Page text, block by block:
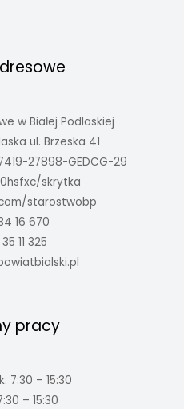
w Białej Podlaskiej
ul. Brzeska 41
27898-GEDCG-29
skrytka
starostwobp
16 670
11 325
pracy
7:30 – 15:30
– 15:30